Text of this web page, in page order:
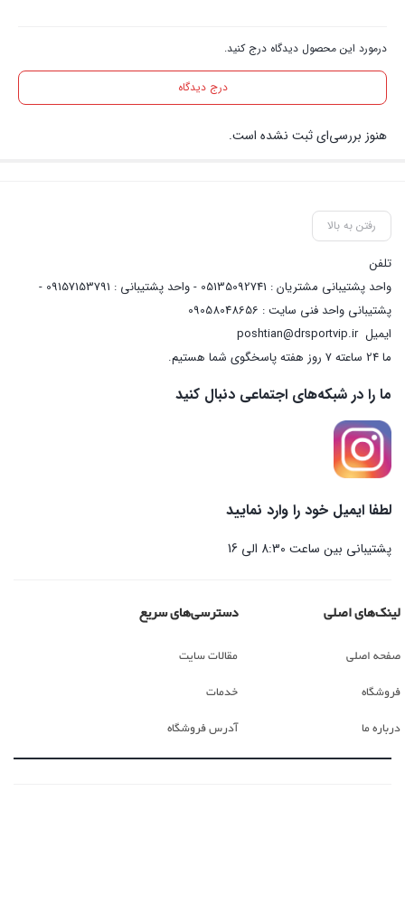
درمورد این محصول دیدگاه درج کنید.
درج دیدگاه
هنوز بررسی‌ای ثبت نشده است.
رفتن به بالا
تلفن
واحد پشتیبانی مشتریان : 05135092741 - واحد پشتیبانی : 09157153791 -
پشتیبانی واحد فنی سایت : 09058048656
ایمیلposhtian@drsportvip.ir
ما 24 ساعته 7 روز هفته پاسخگوی شما هستیم.
ما را در شبکه‌های اجتماعی دنبال کنید
لطفا ایمیل خود را وارد نمایید
پشتیبانی بین ساعت 8:30 الی 16
لینک‌های اصلی
صفحه اصلی
فروشگاه
درباره ما
دسترسی‌های سریع
مقالات سایت
خدمات
آدرس فروشگاه